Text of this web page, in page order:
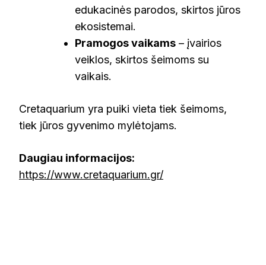
edukacinės parodos, skirtos jūros
ekosistemai.
Pramogos vaikams – įvairios
veiklos, skirtos šeimoms su
vaikais.
Cretaquarium yra puiki vieta tiek šeimoms,
tiek jūros gyvenimo mylėtojams.
Daugiau informacijos:
https://www.cretaquarium.gr/